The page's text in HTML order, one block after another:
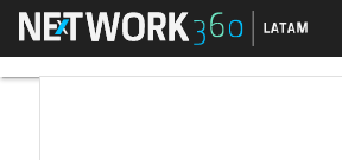
Menú